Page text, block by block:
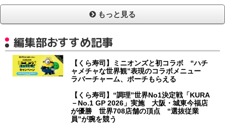
もっと見る
編集部おすすめ記事
【くら寿司】ミニオンズと初コラボ “ハチ
ャメチャな世界観”表現のコラボメニュー
ラバーチャーム、ポーチもらえる
【くら寿司】“調理”世界No1決定戦「KURA
－No.1 GP 2026」実施 大阪・城東今福店
が優勝 世界708店舗の頂点 “選抜従業
員”が腕を競う